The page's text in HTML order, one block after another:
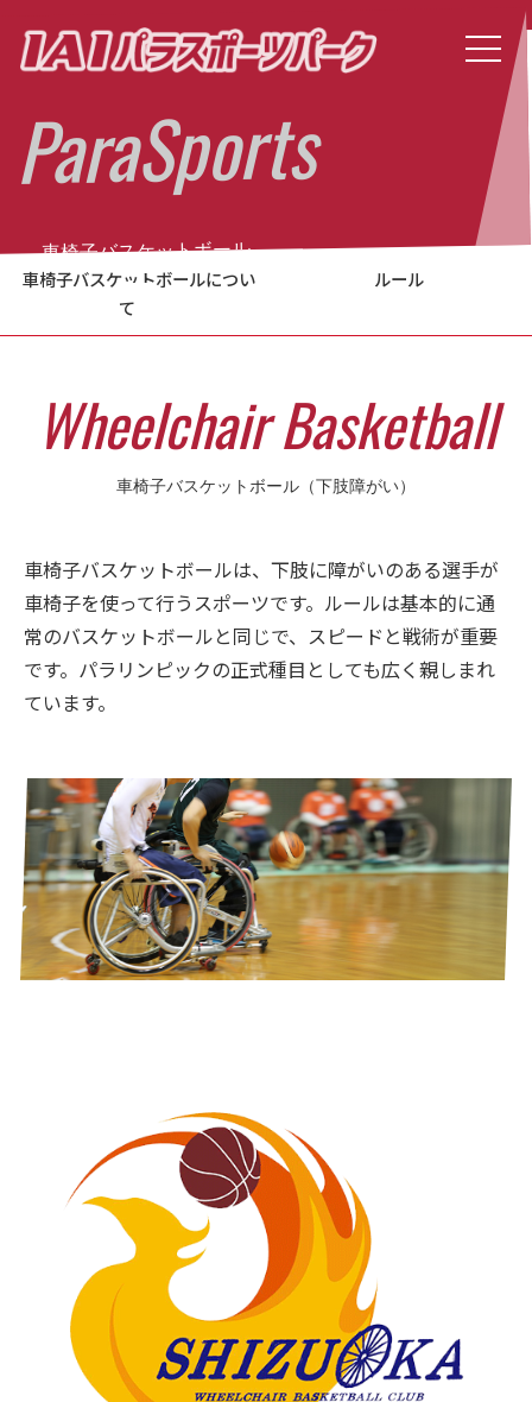
ParaSports
車椅子バスケットボール
車椅子バスケットボールについ
て
ルール
Wheelchair Basketball
車椅子バスケットボール（下肢障がい）
車椅子バスケットボールは、下肢に障がいのある選手が
車椅子を使って行うスポーツです。ルールは基本的に通
常のバスケットボールと同じで、スピードと戦術が重要
です。パラリンピックの正式種目としても広く親しまれ
ています。